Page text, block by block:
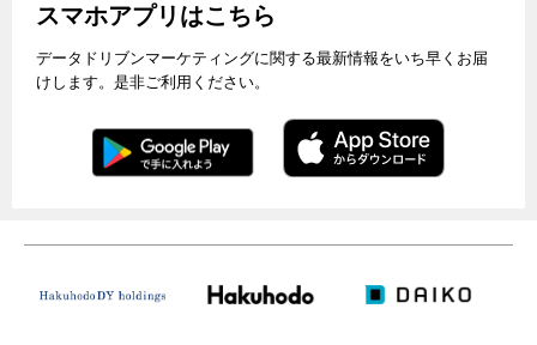
スマホアプリはこちら
データドリブンマーケティングに関する最新情報をいち早くお届
けします。是非ご利用ください。